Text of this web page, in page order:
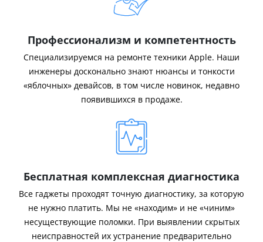
Профессионализм и компетентность
Специализируемся на ремонте техники Apple. Наши
инженеры досконально знают нюансы и тонкости
«яблочных» девайсов, в том числе новинок, недавно
появившихся в продаже.
Бесплатная комплексная диагностика
Все гаджеты проходят точную диагностику, за которую
не нужно платить. Мы не «находим» и не «чиним»
несуществующие поломки. При выявлении скрытых
неисправностей их устранение предварительно